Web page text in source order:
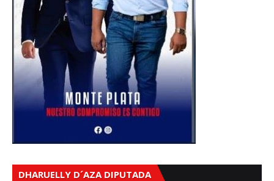
DHARUELLY D´AZA DIPUTADA